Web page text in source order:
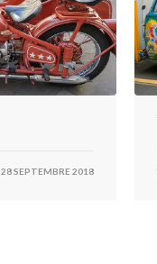
28 SEPTEMBRE 2018